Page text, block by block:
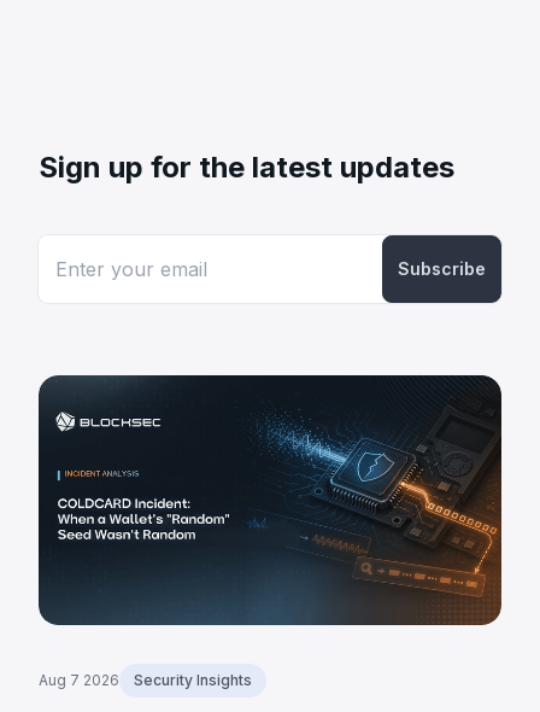
Sign up for the latest updates
Subscribe
Aug 7 2026 Security Insights